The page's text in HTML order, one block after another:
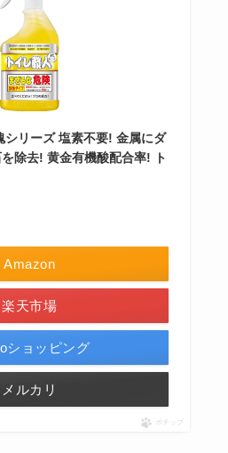
シリーズ 塩素不要! 金属にダ
除去! 黄金有機酸配合率! ト
Amazon
楽天市場
ショッピング
メルカリ
ポチップ